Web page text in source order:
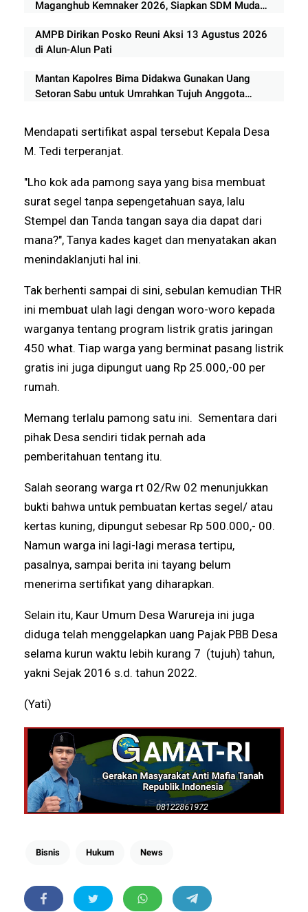
Maganghub Kemnaker 2026, Siapkan SDM Muda
AMPB Dirikan Posko Reuni Aksi 13 Agustus 2026
di Alun-Alun Pati
Mantan Kapolres Bima Didakwa Gunakan Uang
Setoran Sabu untuk Umrahkan Tujuh Anggota
Mendapati sertifikat aspal tersebut Kepala Desa
M. Tedi terperanjat.
"Lho kok ada pamong saya yang bisa membuat
surat segel tanpa sepengetahuan saya, lalu
Stempel dan Tanda tangan saya dia dapat dari
mana?", Tanya kades kaget dan menyatakan akan
menindaklanjuti hal ini.
Tak berhenti sampai di sini, sebulan kemudian THR
ini membuat ulah lagi dengan woro-woro kepada
warganya tentang program listrik gratis jaringan
450 what. Tiap warga yang berminat pasang listrik
gratis ini juga dipungut uang Rp 25.000,-00 per
rumah.
Memang terlalu pamong satu ini. Sementara dari
pihak Desa sendiri tidak pernah ada
pemberitahuan tentang itu.
Salah seorang warga rt 02/Rw 02 menunjukkan
bukti bahwa untuk pembuatan kertas segel/ atau
kertas kuning, dipungut sebesar Rp 500.000,- 00.
Namun warga ini lagi-lagi merasa tertipu,
pasalnya, sampai berita ini tayang belum
menerima sertifikat yang diharapkan.
Selain itu, Kaur Umum Desa Warureja ini juga
diduga telah menggelapkan uang Pajak PBB Desa
selama kurun waktu lebih kurang 7 (tujuh) tahun,
yakni Sejak 2016 s.d. tahun 2022.
(Yati)
Bisnis Hukum News